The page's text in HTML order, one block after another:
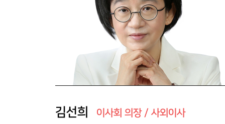
김선희 이사회 의장 / 사외이사